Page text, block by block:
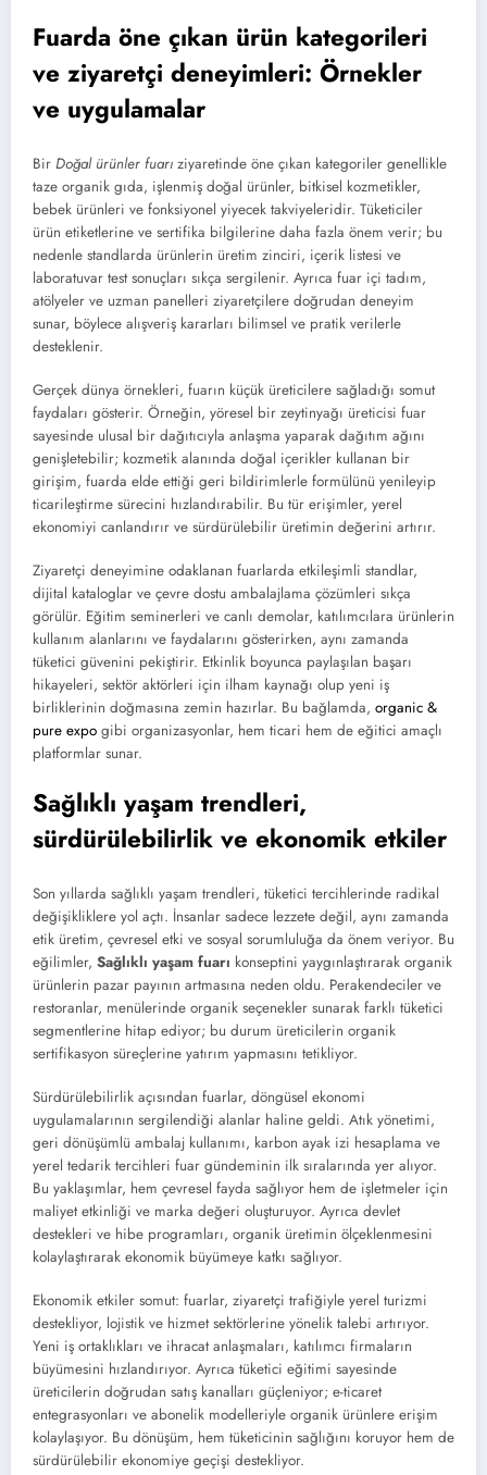
Fuarda öne çıkan ürün kategorileri
ve ziyaretçi deneyimleri: Örnekler
ve uygulamalar
Bir Doğal ürünler fuarı ziyaretinde öne çıkan kategoriler genellikle
taze organik gıda, işlenmiş doğal ürünler, bitkisel kozmetikler,
bebek ürünleri ve fonksiyonel yiyecek takviyeleridir. Tüketiciler
ürün etiketlerine ve sertifika bilgilerine daha fazla önem verir; bu
nedenle standlarda ürünlerin üretim zinciri, içerik listesi ve
laboratuvar test sonuçları sıkça sergilenir. Ayrıca fuar içi tadım,
atölyeler ve uzman panelleri ziyaretçilere doğrudan deneyim
sunar, böylece alışveriş kararları bilimsel ve pratik verilerle
desteklenir.
Gerçek dünya örnekleri, fuarın küçük üreticilere sağladığı somut
faydaları gösterir. Örneğin, yöresel bir zeytinyağı üreticisi fuar
sayesinde ulusal bir dağıtıcıyla anlaşma yaparak dağıtım ağını
genişletebilir; kozmetik alanında doğal içerikler kullanan bir
girişim, fuarda elde ettiği geri bildirimlerle formülünü yenileyip
ticarileştirme sürecini hızlandırabilir. Bu tür erişimler, yerel
ekonomiyi canlandırır ve sürdürülebilir üretimin değerini artırır.
Ziyaretçi deneyimine odaklanan fuarlarda etkileşimli standlar,
dijital kataloglar ve çevre dostu ambalajlama çözümleri sıkça
görülür. Eğitim seminerleri ve canlı demolar, katılımcılara ürünlerin
kullanım alanlarını ve faydalarını gösterirken, aynı zamanda
tüketici güvenini pekiştirir. Etkinlik boyunca paylaşılan başarı
hikayeleri, sektör aktörleri için ilham kaynağı olup yeni iş
birliklerinin doğmasına zemin hazırlar. Bu bağlamda, organic &
pure expo gibi organizasyonlar, hem ticari hem de eğitici amaçlı
platformlar sunar.
Sağlıklı yaşam trendleri,
sürdürülebilirlik ve ekonomik etkiler
Son yıllarda sağlıklı yaşam trendleri, tüketici tercihlerinde radikal
değişikliklere yol açtı. İnsanlar sadece lezzete değil, aynı zamanda
etik üretim, çevresel etki ve sosyal sorumluluğa da önem veriyor. Bu
eğilimler, Sağlıklı yaşam fuarı konseptini yaygınlaştırarak organik
ürünlerin pazar payının artmasına neden oldu. Perakendeciler ve
restoranlar, menülerinde organik seçenekler sunarak farklı tüketici
segmentlerine hitap ediyor; bu durum üreticilerin organik
sertifikasyon süreçlerine yatırım yapmasını tetikliyor.
Sürdürülebilirlik açısından fuarlar, döngüsel ekonomi
uygulamalarının sergilendiği alanlar haline geldi. Atık yönetimi,
geri dönüşümlü ambalaj kullanımı, karbon ayak izi hesaplama ve
yerel tedarik tercihleri fuar gündeminin ilk sıralarında yer alıyor.
Bu yaklaşımlar, hem çevresel fayda sağlıyor hem de işletmeler için
maliyet etkinliği ve marka değeri oluşturuyor. Ayrıca devlet
destekleri ve hibe programları, organik üretimin ölçeklenmesini
kolaylaştırarak ekonomik büyümeye katkı sağlıyor.
Ekonomik etkiler somut: fuarlar, ziyaretçi trafiğiyle yerel turizmi
destekliyor, lojistik ve hizmet sektörlerine yönelik talebi artırıyor.
Yeni iş ortaklıkları ve ihracat anlaşmaları, katılımcı firmaların
büyümesini hızlandırıyor. Ayrıca tüketici eğitimi sayesinde
üreticilerin doğrudan satış kanalları güçleniyor; e-ticaret
entegrasyonları ve abonelik modelleriyle organik ürünlere erişim
kolaylaşıyor. Bu dönüşüm, hem tüketicinin sağlığını koruyor hem de
sürdürülebilir ekonomiye geçişi destekliyor.